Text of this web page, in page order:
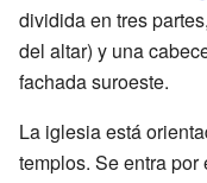
dividida en tres
del altar) y una
fachada suroeste.
La iglesia está
templos. Se entra